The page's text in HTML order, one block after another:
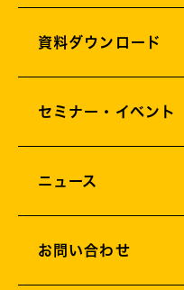
資料ダウンロード
セミナー・イベント
ニュース
お問い合わせ